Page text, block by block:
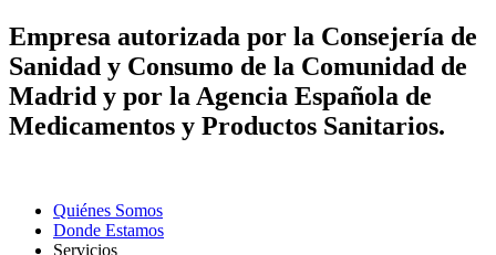
Empresa autorizada por la Consejería de
Sanidad y Consumo de la Comunidad de
Madrid y por la Agencia Española de
Medicamentos y Productos Sanitarios.
Quiénes Somos
Donde Estamos
Servicios